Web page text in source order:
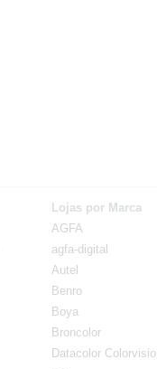
Lojas por Marca
AGFA
agfa-digital
Autel
Benro
Boya
Broncolor
Datacolor